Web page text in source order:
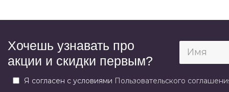
Хочешь узнавать про
акции и скидки первым?
Я согласен с условиями Пользовательского